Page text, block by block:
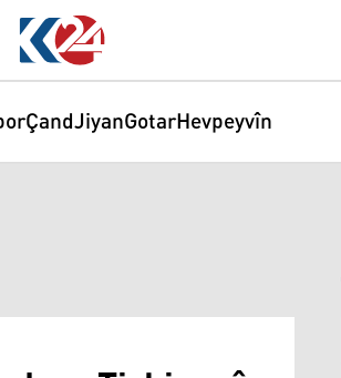
ÇandJiyanGotarHevpeyvîn